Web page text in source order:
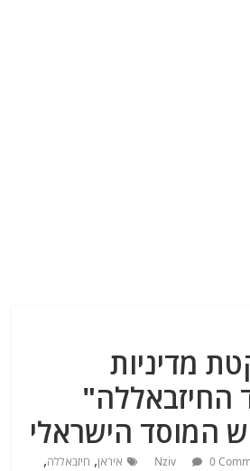
מדיניות
החיזבאללה"
המוסד הישראלי
Nziv 0 איראן, חיזבאללה,